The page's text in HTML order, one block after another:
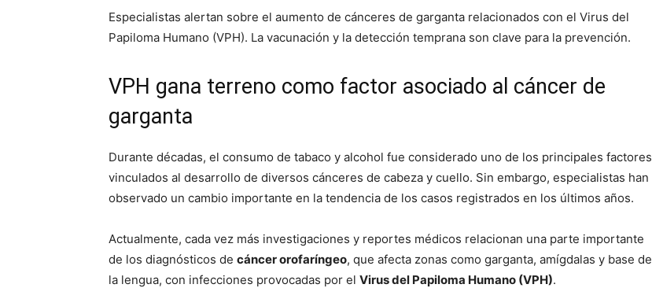
Especialistas alertan sobre el aumento de cánceres de garganta relacionados con el Virus del
Papiloma Humano (VPH). La vacunación y la detección temprana son clave para la prevención.
VPH gana terreno como factor asociado al cáncer de
garganta
Durante décadas, el consumo de tabaco y alcohol fue considerado uno de los principales factores
vinculados al desarrollo de diversos cánceres de cabeza y cuello. Sin embargo, especialistas han
observado un cambio importante en la tendencia de los casos registrados en los últimos años.
Actualmente, cada vez más investigaciones y reportes médicos relacionan una parte importante
de los diagnósticos de cáncer orofaríngeo, que afecta zonas como garganta, amígdalas y base de
la lengua, con infecciones provocadas por el Virus del Papiloma Humano (VPH).